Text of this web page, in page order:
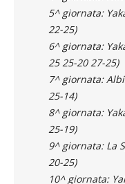
4^ giornata:
5^ giornata:
22-25)
6^ giornata:
25 25-20 27-25)
7^ giornata:
25-14)
8^ giornata:
25-19)
9^ giornata: La
20-25)